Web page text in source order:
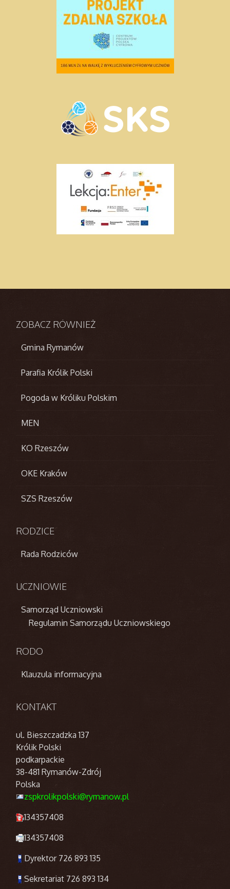
ZOBACZ RÓWNIEŻ
Gmina Rymanów
Parafia Królik Polski
Pogoda w Króliku Polskim
MEN
KO Rzeszów
OKE Kraków
SZS Rzeszów
RODZICE
Rada Rodziców
UCZNIOWIE
Samorząd Uczniowski
Regulamin Samorządu Uczniowskiego
RODO
Klauzula informacyjna
KONTAKT
ul. Bieszczadzka 137
Królik Polski
podkarpackie
38-481 Rymanów-Zdrój
Polska
zspkrolikpolski@rymanow.pl
134357408
134357408
Dyrektor 726 893 135
Sekretariat 726 893 134